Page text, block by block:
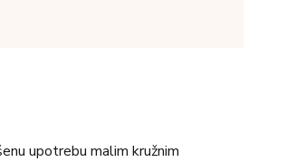
upotrebu malim kružnim